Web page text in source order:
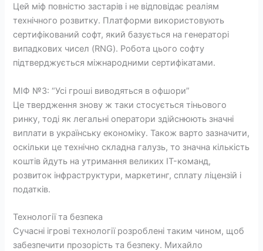
Цей міф повністю застарів і не відповідає реаліям
технічного розвитку. Платформи використовують
сертифікований софт, який базується на генераторі
випадкових чисел (RNG). Робота цього софту
підтверджується міжнародними сертифікатами.
МІФ №3: “Усі гроші виводяться в офшори”
Це твердження знову ж таки стосується тіньового
ринку, тоді як легальні оператори здійснюють значні
виплати в українську економіку. Також варто зазначити,
оскільки це технічно складна галузь, то значна кількість
коштів йдуть на утримання великих IT-команд,
розвиток інфраструктури, маркетинг, сплату ліцензій і
податків.
Технології та безпека
Сучасні ігрові технології розроблені таким чином, щоб
забезпечити прозорість та безпеку. Михайло